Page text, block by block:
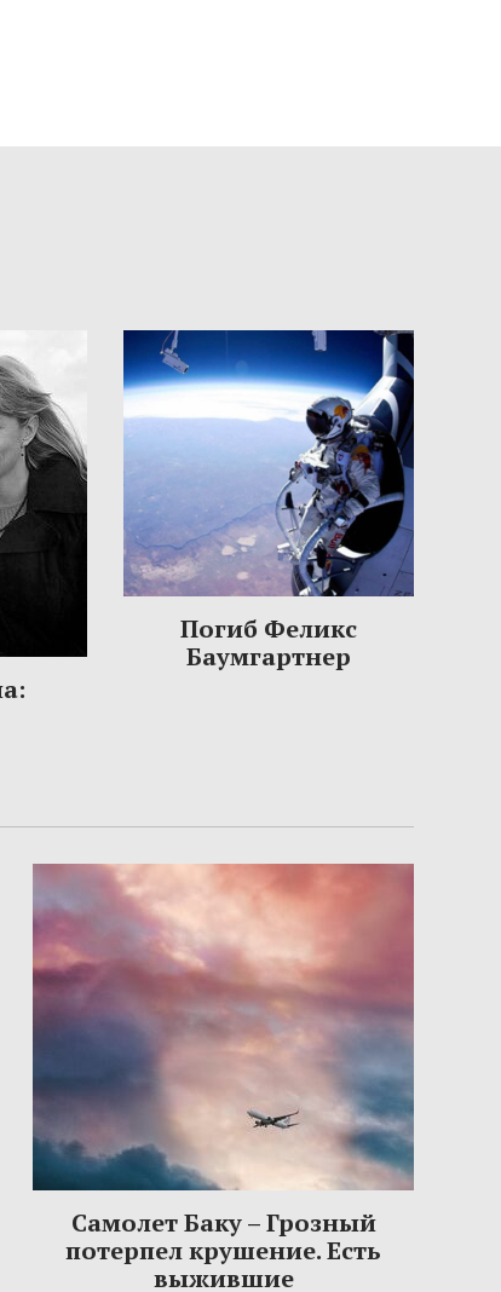
Погиб Феликс
Баумгартнер
Самолет Баку – Грозный
потерпел крушение. Есть
выжившие